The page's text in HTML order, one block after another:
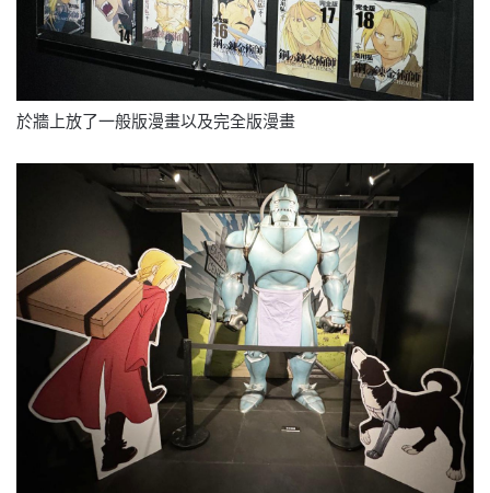
於牆上放了一般版漫畫以及完全版漫畫